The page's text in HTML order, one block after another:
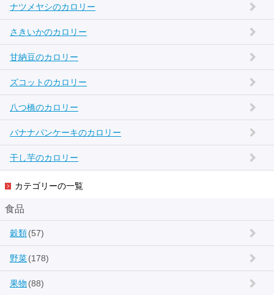
ナツメヤシのカロリー
さきいかのカロリー
甘納豆のカロリー
ズコットのカロリー
八つ橋のカロリー
バナナパンケーキのカロリー
干し芋のカロリー
カテゴリーの一覧
食品
穀類(57)
野菜(178)
果物 (88)